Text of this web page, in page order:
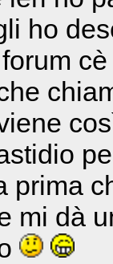
ho
prima
mi dà